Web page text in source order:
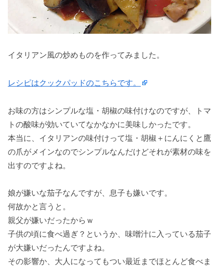
イタリアン風の炒めものを作ってみました。
レシピはクックパッドのこちらです。
お味の方はシンプルな塩・胡椒の味付けなのですが、トマ
トの酸味が効いていてなかなかに美味しかったです。
本当に、イタリアンの味付けって塩・胡椒＋にんにくと鷹
の爪がメインなのでシンプルなんだけどそれが素材の味を
出すのですよね。
娘が嫌いな茄子なんですが、息子も嫌いです。
何故かと言うと。
親父が嫌いだったからｗ
子供の頃に食べ過ぎ？というか、味噌汁に入っている茄子
が大嫌いだったんですよね。
その影響か、大人になってもつい最近までほとんど食べま